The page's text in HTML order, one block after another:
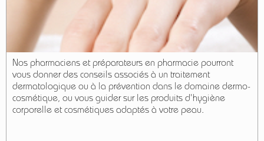
Nos pharmaciens et préparateurs en pharmacie pourront
vous donner des conseils associés à un traitement
dermatologique ou à la prévention dans le domaine dermo-
cosmétique, ou vous guider sur les produits d'hygiène
corporelle et cosmétiques adaptés à votre peau.